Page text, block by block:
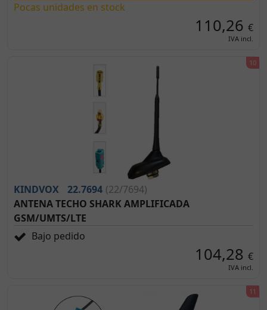
Pocas unidades en stock
110,26 €
IVA incl.
KINDVOX 22.7694 (22/7694)
ANTENA TECHO SHARK AMPLIFICADA
GSM/UMTS/LTE
Bajo pedido
104,28 €
IVA incl.